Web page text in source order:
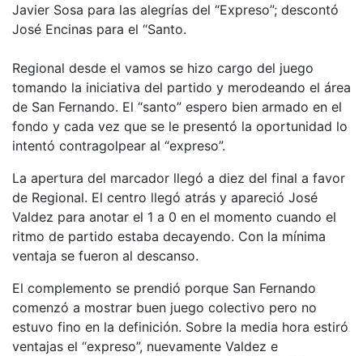
Javier Sosa para las alegrías del “Expreso”; descontó
José Encinas para el “Santo.
Regional desde el vamos se hizo cargo del juego
tomando la iniciativa del partido y merodeando el área
de San Fernando. El “santo” espero bien armado en el
fondo y cada vez que se le presentó la oportunidad lo
intentó contragolpear al “expreso”.
La apertura del marcador llegó a diez del final a favor
de Regional. El centro llegó atrás y apareció José
Valdez para anotar el 1 a 0 en el momento cuando el
ritmo de partido estaba decayendo. Con la mínima
ventaja se fueron al descanso.
El complemento se prendió porque San Fernando
comenzó a mostrar buen juego colectivo pero no
estuvo fino en la definición. Sobre la media hora estiró
ventajas el “expreso”, nuevamente Valdez e